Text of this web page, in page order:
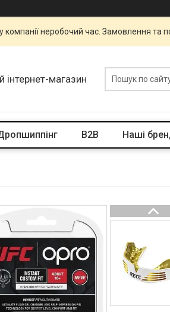
компанії неробочий час. Замовлення та
інтернет-магазин
B2B Наші